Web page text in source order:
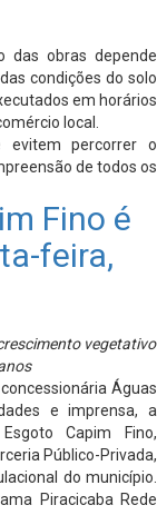
das obras depende
condições do solo
em horários
local.
evitem percorrer o
de todos os
Fino é
feira,
vegetativo
Águas
e imprensa, a
Capim Fino,
Público-Privada,
do município.
Piracicaba Rede